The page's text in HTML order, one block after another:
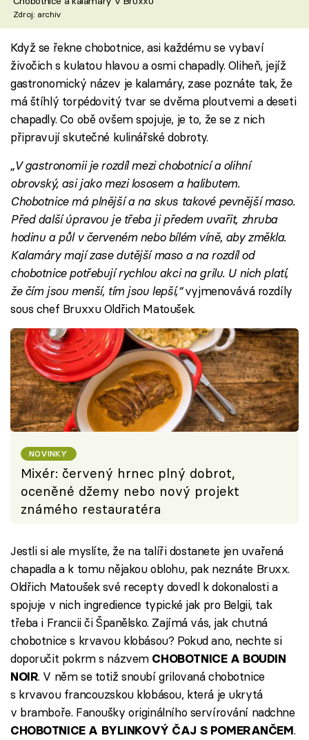
Zdroj: archiv
Když se řekne chobotnice, asi každému se vybaví
živočich s kulatou hlavou a osmi chapadly. Oliheň, jejíž
gastronomický název je kalamáry, zase poznáte tak, že
má štíhlý torpédovitý tvar se dvěma ploutvemi a deseti
chapadly. Co obě ovšem spojuje, je to, že se z nich
připravují skutečné kulinářské dobroty.
„V gastronomii je rozdíl mezi chobotnicí a olihní
obrovský, asi jako mezi lososem a halibutem.
Chobotnice má plnější a na skus takové pevnější maso.
Před další úpravou je třeba ji předem uvařit, zhruba
hodinu a půl v červeném nebo bílém víně, aby změkla.
Kalamáry mají zase dutější maso a na rozdíl od
chobotnice potřebují rychlou akci na grilu. U nich platí,
že čím jsou menší, tím jsou lepší,“vyjmenovává rozdíly
sous chef Bruxxu Oldřich Matoušek.
NOVINKY
Mixér: červený hrnec plný dobrot,
oceněné džemy nebo nový projekt
známého restauratéra
Jestli si ale myslíte, že na talíři dostanete jen uvařená
chapadla a k tomu nějakou oblohu, pak neznáte Bruxx.
Oldřich Matoušek své recepty dovedl k dokonalosti a
spojuje v nich ingredience typické jak pro Belgii, tak
třeba i Francii či Španělsko. Zajímá vás, jak chutná
chobotnice s krvavou klobásou? Pokud ano, nechte si
doporučit pokrm s názvem CHOBOTNICE A BOUDIN
NOIR. V něm se totiž snoubí grilovaná chobotnice
s krvavou francouzskou klobásou, která je ukrytá
v bramboře. Fanoušky originálního servírování nadchne
CHOBOTNICE A BYLINKOVÝ ČAJ S POMERANČEM.